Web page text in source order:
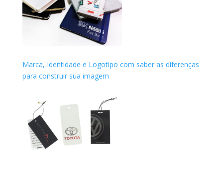
Marca, Identidade e Logotipo com saber as diferenças
para construir sua imagem